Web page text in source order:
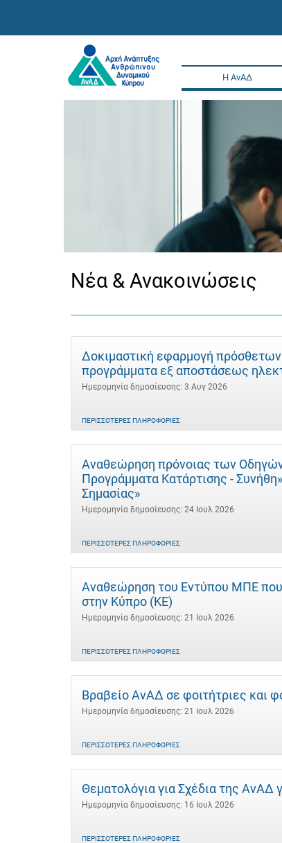
Η ΑνΑΔ
Νέα & Ανακοινώσεις
Δοκιμαστική εφαρμογή
προγράμματα εξ αποστάσεως
Ημερομηνία δημοσίευσης: 3 Αυγ 2026
ΠΕΡΙΣΣΌΤΕΡΕΣ ΠΛΗΡΟΦΟΡΊΕΣ
Αναθεώρηση πρόνοιας των Οδηγών
Προγράμματα Κατάρτισης -
Σημασίας»
Ημερομηνία δημοσίευσης: 24 Ιουλ 2026
ΠΕΡΙΣΣΌΤΕΡΕΣ ΠΛΗΡΟΦΟΡΊΕΣ
Αναθεώρηση του Εντύπου ΜΠΕ που
στην Κύπρο (ΚΕ)
Ημερομηνία δημοσίευσης: 21 Ιουλ 2026
ΠΕΡΙΣΣΌΤΕΡΕΣ ΠΛΗΡΟΦΟΡΊΕΣ
Βραβείο ΑνΑΔ σε φοιτήτριες και
Ημερομηνία δημοσίευσης: 21 Ιουλ 2026
ΠΕΡΙΣΣΌΤΕΡΕΣ ΠΛΗΡΟΦΟΡΊΕΣ
Θεματολόγια για Σχέδια της ΑνΑΔ
Ημερομηνία δημοσίευσης: 16 Ιουλ 2026
ΠΕΡΙΣΣΌΤΕΡΕΣ ΠΛΗΡΟΦΟΡΊΕΣ